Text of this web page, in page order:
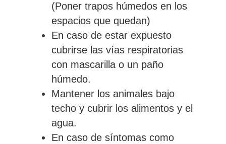
(Poner trapos húmedos en los
espacios que quedan)
En caso de estar expuesto
cubrirse las vías respiratorias
con mascarilla o un paño
húmedo.
Mantener los animales bajo
techo y cubrir los alimentos y el
agua.
En caso de síntomas como